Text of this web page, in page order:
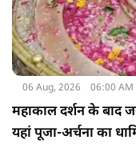
06 Aug, 2026 06:00 AM
महाकाल दर्शन के बाद
यहां पूजा-अर्चना का